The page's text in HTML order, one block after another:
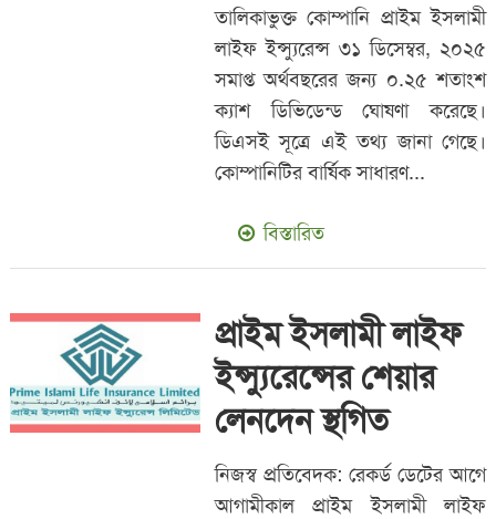
তালিকাভুক্ত কোম্পানি প্রাইম ইসলামী
লাইফ ইন্স্যুরেন্স ৩১ ডিসেম্বর, ২০২৫
সমাপ্ত অর্থবছরের জন্য ০.২৫ শতাংশ
ক্যাশ ডিভিডেন্ড ঘোষণা করেছে।
ডিএসই সূত্রে এই তথ্য জানা গেছে।
কোম্পানিটির বার্ষিক সাধারণ...
বিস্তারিত
প্রাইম ইসলামী লাইফ
ইন্স্যুরেন্সের শেয়ার
লেনদেন স্থগিত
নিজস্ব প্রতিবেদক: রেকর্ড ডেটের আগে
আগামীকাল প্রাইম ইসলামী লাইফ